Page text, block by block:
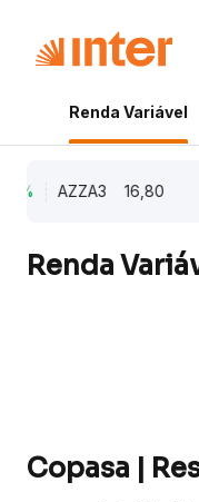
Renda Variável
AZZA3 16,80
Renda
Copasa |